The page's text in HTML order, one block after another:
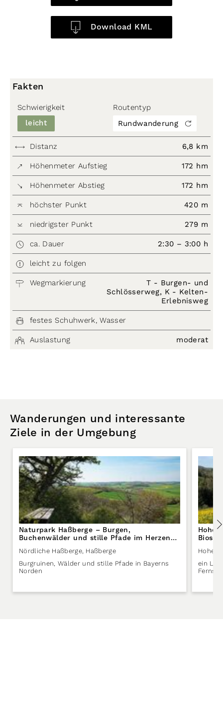
Download KML
Fakten
Schwierigkeit
leicht
Routentyp
Rundwanderung
Distanz 6,8 km
Höhenmeter Aufstieg 172 hm
Höhenmeter Abstieg 172 hm
höchster Punkt 420 m
niedrigster Punkt 279 m
ca. Dauer 2:30 – 3:00 h
leicht zu folgen
Wegmarkierung
T - Burgen- und
Schlösserweg, K - Kelten-
Erlebnisweg
festes Schuhwerk, Wasser
Auslastung moderat
Wanderungen und interessante
Ziele in der Umgebung
Naturpark Haßberge – Burgen,
Buchenwälder und stille Pfade im Herzen
Frankens
Nördliche Haßberge, Haßberge
Burgruinen, Wälder und stille Pfade in Bayerns
Norden
Hohe
Hohe
ein